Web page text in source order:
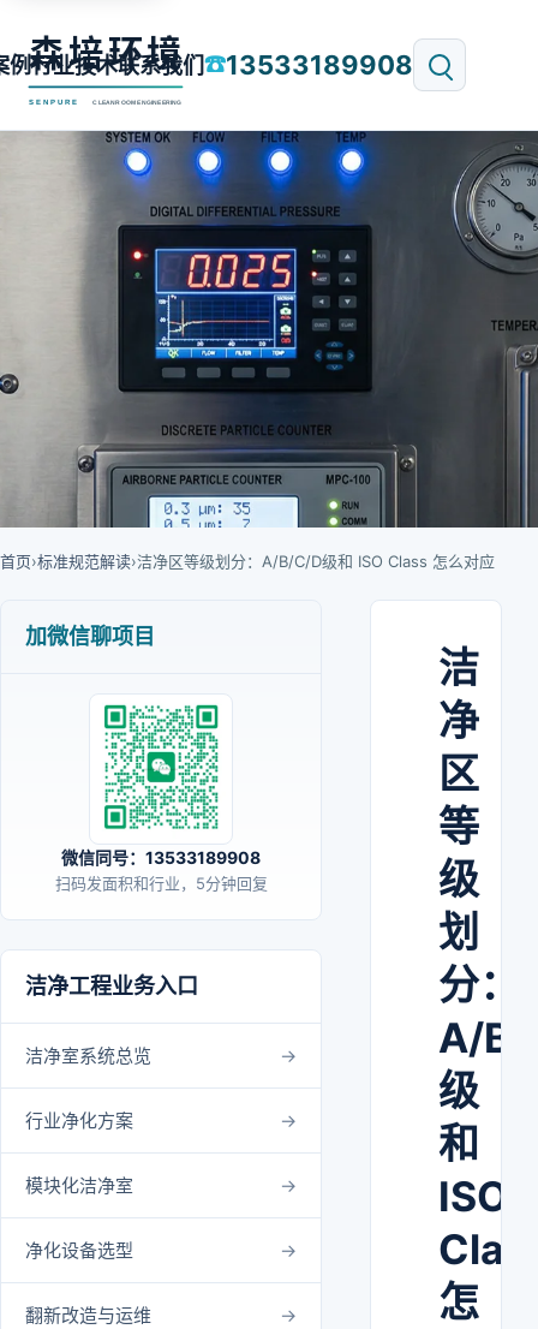
例行业技术联系我们☎13533189908
首页›标准规范解读›洁净区等级划分：A/B/C/D级和 ISO Class 怎么对应
加微信聊项目
微信同号：13533189908
扫码发面积和行业，5分钟回复
洁净工程业务入口
洁净室系统总览
行业净化方案
模块化洁净室
净化设备选型
翻新改造与运维
洁
净
区
等
级
划
分：
A/B/
级
和
ISO
怎